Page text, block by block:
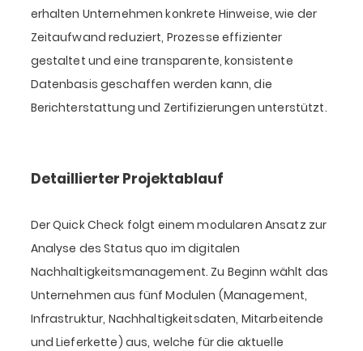
erhalten Unternehmen konkrete Hinweise, wie der
Zeitaufwand reduziert, Prozesse effizienter
gestaltet und eine transparente, konsistente
Datenbasis geschaffen werden kann, die
Berichterstattung und Zertifizierungen unterstützt.
Detaillierter Projektablauf
Der Quick Check folgt einem modularen Ansatz zur
Analyse des Status quo im digitalen
Nachhaltigkeitsmanagement. Zu Beginn wählt das
Unternehmen aus fünf Modulen (Management,
Infrastruktur, Nachhaltigkeitsdaten, Mitarbeitende
und Lieferkette) aus, welche für die aktuelle